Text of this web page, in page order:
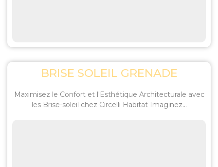
BRISE SOLEIL GRENADE
Maximisez le Confort et l'Esthétique Architecturale avec
les Brise-soleil chez Circelli Habitat Imaginez...